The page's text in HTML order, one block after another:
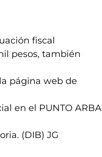
fiscal
pesos, también
página web de
en el PUNTO ARBA
(DIB) JG